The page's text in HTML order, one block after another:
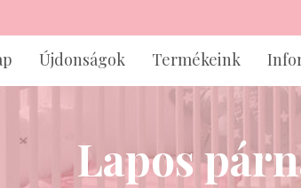
Újdonságok Termékeink
Lapos